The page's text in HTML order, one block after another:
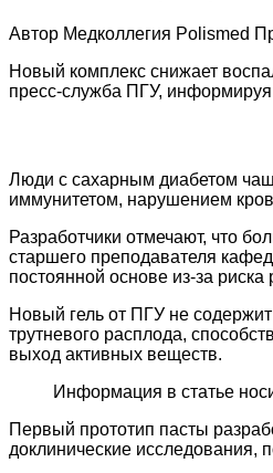
Автор Медколлегия Polismed
Новый комплекс снижает
пресс-служба ПГУ, информируя
Люди с сахарным диабетом
иммунитетом, нарушением
Разработчики отмечают, что
старшего преподавателя
постоянной основе из-за
Новый гель от ПГУ не
трутневого расплода,
выход активных веществ.
Информация в статье
Первый прототип пасты
доклинические исследования,